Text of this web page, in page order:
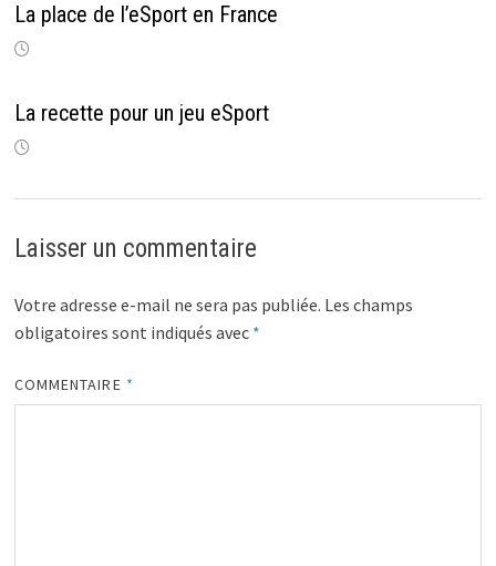
La place de l’eSport en France
La recette pour un jeu eSport
Laisser un commentaire
Votre adresse e-mail ne sera pas publiée. Les champs
obligatoires sont indiqués avec *
COMMENTAIRE *